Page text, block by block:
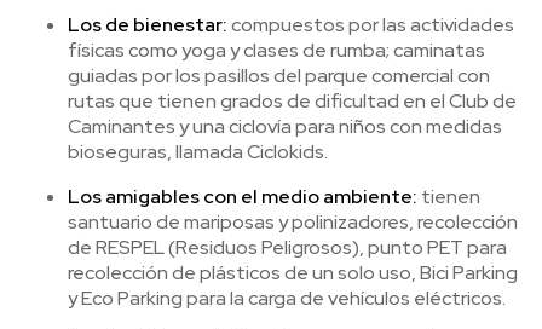
Los de bienestar:compuestos por las actividades
físicas como yoga y clases de rumba; caminatas
guiadas por los pasillos del parque comercial con
rutas que tienen grados de dificultad en el Club de
Caminantes y una ciclovía para niños con medidas
bioseguras, llamada Ciclokids.
Los amigables con el medio ambiente: tienen
santuario de mariposas y polinizadores, recolección
de RESPEL (Residuos Peligrosos), punto PET para
recolección de plásticos de un solo uso, Bici Parking
y Eco Parking para la carga de vehículos eléctricos.